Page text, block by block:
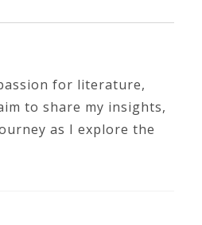
for literature,
to share my insights,
as I explore the